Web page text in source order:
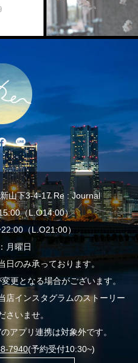
山下3-4-17 Re : Journal
（L.O14:00）
（L.O21:00）
月曜日
のみ承っております。
更となる場合がございます。
インスタグラムのストーリー
さいませ。
アプリ連携は対象外です。
7940(予約受付10:30~)